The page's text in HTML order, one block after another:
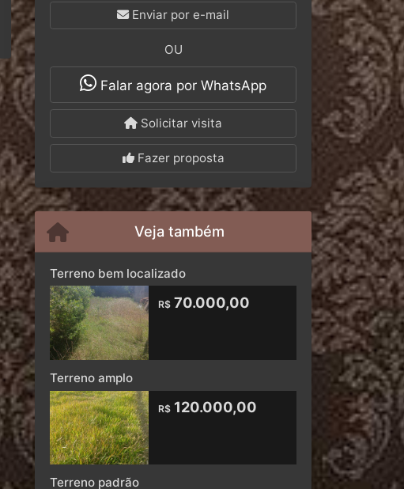
Enviar por e-mail
OU
Falar agora por WhatsApp
Solicitar visita
Fazer proposta
Veja também
Terreno bem localizado
R$70.000,00
Terreno amplo
R$120.000,00
Terreno padrão